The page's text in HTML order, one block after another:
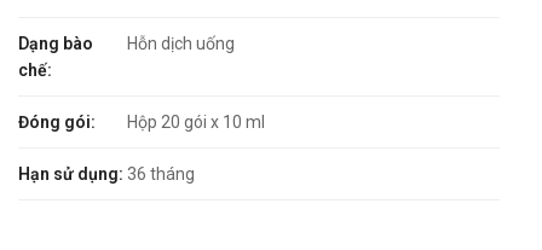
Dạng bào
chế:
Hỗn dịch uống
Đóng gói: Hộp 20 gói x 10 ml
Hạn sử dụng: 36 tháng